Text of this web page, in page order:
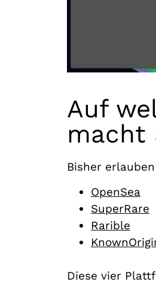
Auf
macht
Bisher
OpenSea
SuperRare
Rarible
Diese vier